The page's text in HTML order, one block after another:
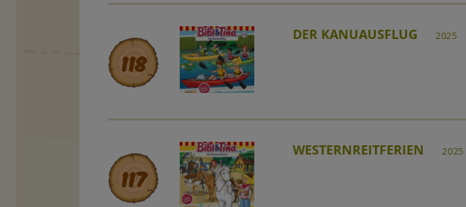
118
DER KANUAUSFLUG 2025
117
WESTERNREITFERIEN 2025